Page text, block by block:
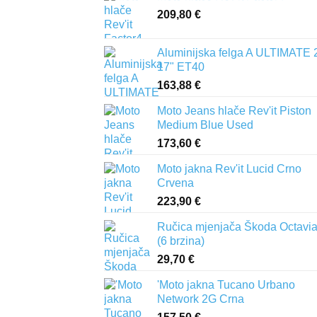
209,80 €
Aluminijska felga A ULTIMATE
17" ET40
163,88 €
Moto Jeans hlače Rev'it Piston
Medium Blue Used
173,60 €
Moto jakna Rev'it Lucid Crno
Crvena
223,90 €
Ručica mjenjača Škoda Octavia
(6 brzina)
29,70 €
'Moto jakna Tucano Urbano
Network 2G Crna